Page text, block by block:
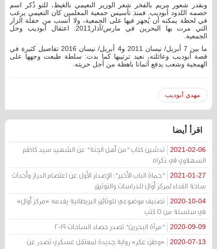
وبقدر شعور مريم بالفخر شعر الوزير النعيمي بالغيظ، للتو ذُكر اسم
خصمه اللدود أبوديب. فمنذ تأسيس جمعية المعلمين كان النعيمي يرغب
في لحظة يمكنه أن يُجهز فيها على الجمعية، ولا أنسب من حفلة الزار
التي مرت بها البحرين في مارس/آذار2011: اعتقال أبوديب وحل
الجمعية.
ما بين 7 أبريل/ نيسان 2011 و4 أبريل/ نيسان 2016 تفاصيل كثيرة في
قصة أبوديب وعائلته، نعيد ترتيبها كما بدت: سلطة طبعت وجهها على
الهمجية وشعب يدفع أثمانا باهظة من أجل حريته.
مهدي أبوديب
اقرأ أيضا
2021-02-06
تدشين كتاب "من أهل الجنة" عن الشهيد سيد كاظم
السهلاوي في ذكراه
2021-01-27
"حماة الباب الأخير": الإصدار الأول عن اعتصام الدراز وأحداث
ساحة الفداء لمركز أوال للدراسات والتوثيق
2020-10-04
تصنيف موضوعي للوثائق البريطانية يقدمه «مركز أوال»
في سلسلة من 5 كتب
2020-09-09 "مرآة البحرين" تصدر حصاد الساحات 2019
2020-07-13
«وطن عكر» رواية جديدة لمعتقل عسكري تصدر عن